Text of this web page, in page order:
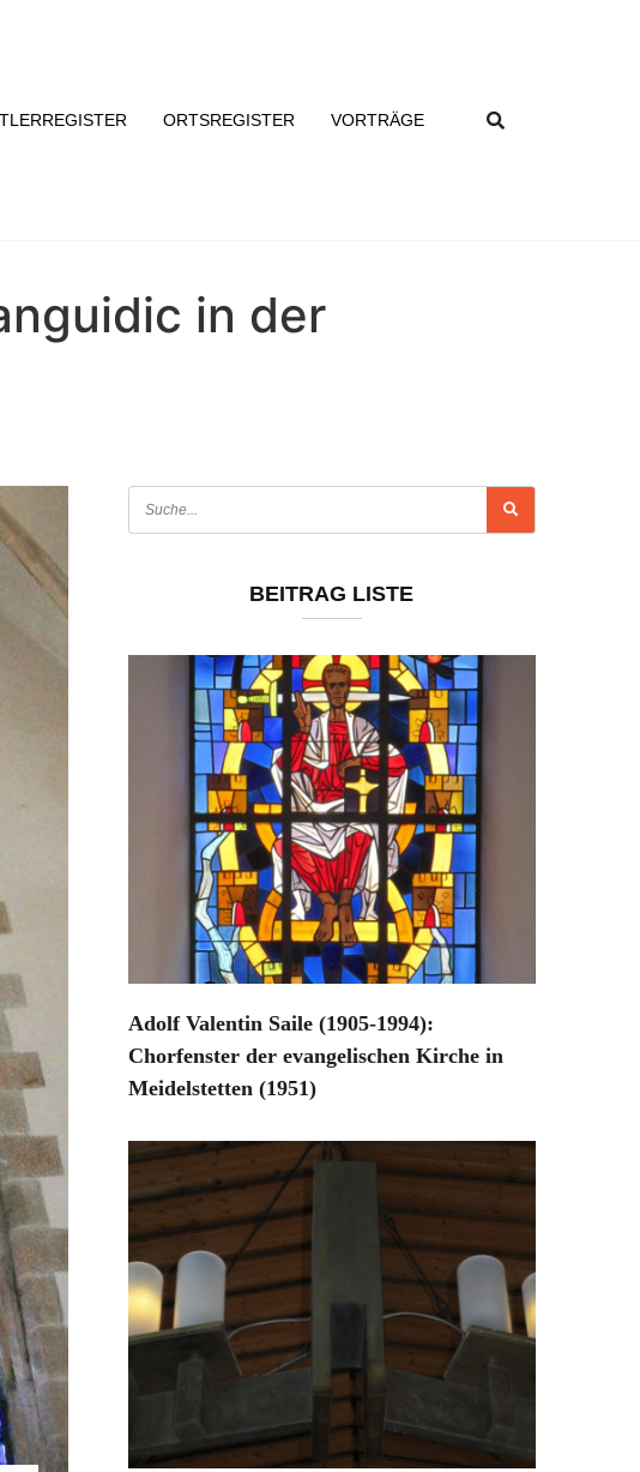
ORTSREGISTER VORTRÄGE
in der
BEITRAG LISTE
Adolf Valentin Saile (1905-1994):
Chorfenster der evangelischen Kirche in
Meidelstetten (1951)